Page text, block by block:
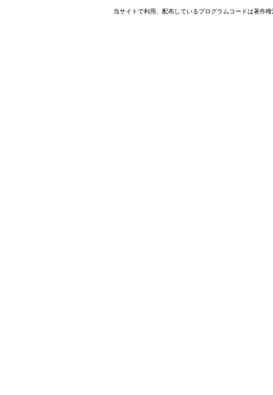
当サイトで利用、配布しているプログラムコードは著作